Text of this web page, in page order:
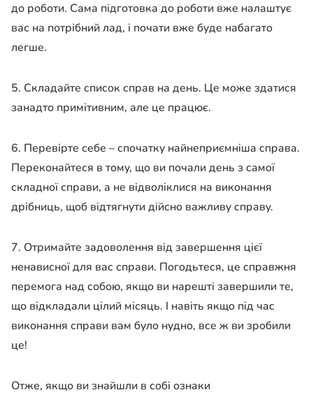
до роботи. Сама підготовка до роботи вже налаштує
вас на потрібний лад, і почати вже буде набагато
легше.
5. Складайте список справ на день. Це може здатися
занадто примітивним, але це працює.
6. Перевірте себе – спочатку найнеприємніша справа.
Переконайтеся в тому, що ви почали день з самої
складної справи, а не відволіклися на виконання
дрібниць, щоб відтягнути дійсно важливу справу.
7. Отримайте задоволення від завершення цієї
ненависної для вас справи. Погодьтеся, це справжня
перемога над собою, якщо ви нарешті завершили те,
що відкладали цілий місяць. І навіть якщо під час
виконання справи вам було нудно, все ж ви зробили
це!
Отже, якщо ви знайшли в собі ознаки